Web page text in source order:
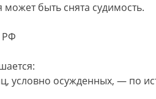
может быть снята судимость.
РФ
условно осужденных, — по